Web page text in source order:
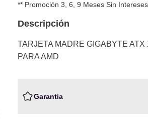
** Promoción 3, 6, 9 Meses Sin
Descripción
TARJETA MADRE GIGABYTE
PARA AMD
Garantia